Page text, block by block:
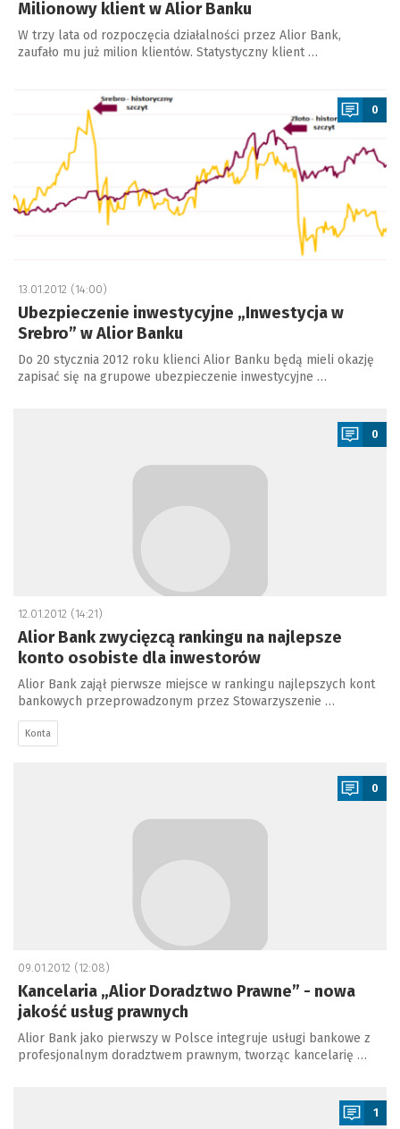
Milionowy klient w Alior Banku
W trzy lata od rozpoczęcia działalności przez Alior Bank,
zaufało mu już milion klientów. Statystyczny klient …
0
13.01.2012 (14:00)
Ubezpieczenie inwestycyjne „Inwestycja w
Srebro” w Alior Banku
Do 20 stycznia 2012 roku klienci Alior Banku będą mieli okazję
zapisać się na grupowe ubezpieczenie inwestycyjne …
0
12.01.2012 (14:21)
Alior Bank zwycięzcą rankingu na najlepsze
konto osobiste dla inwestorów
Alior Bank zajął pierwsze miejsce w rankingu najlepszych kont
bankowych przeprowadzonym przez Stowarzyszenie …
Konta
0
09.01.2012 (12:08)
Kancelaria „Alior Doradztwo Prawne” - nowa
jakość usług prawnych
Alior Bank jako pierwszy w Polsce integruje usługi bankowe z
profesjonalnym doradztwem prawnym, tworząc kancelarię …
1